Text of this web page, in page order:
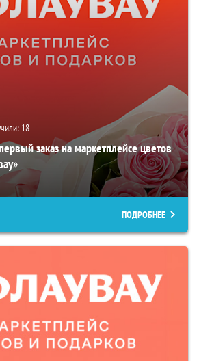
18
заказ на маркетплейсе цветов
ПОДРОБНЕЕ